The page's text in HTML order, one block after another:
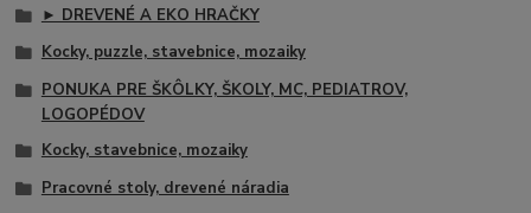
► DREVENÉ A EKO HRAČKY
Kocky, puzzle, stavebnice, mozaiky
PONUKA PRE ŠKÔLKY, ŠKOLY, MC, PEDIATROV,
LOGOPÉDOV
Kocky, stavebnice, mozaiky
Pracovné stoly, drevené náradia